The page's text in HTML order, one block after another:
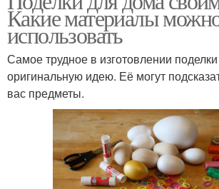
Какие материалы
использовать
Самое трудное в изготовлении
оригинальную идею. Её могут
вас предметы.